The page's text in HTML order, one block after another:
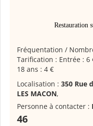
Restauration
Fréquentation /
Tarification : Entrée :
18 ans : 4 €
Localisation : 350 Rue
LES MACON,
Personne à contacter :
46